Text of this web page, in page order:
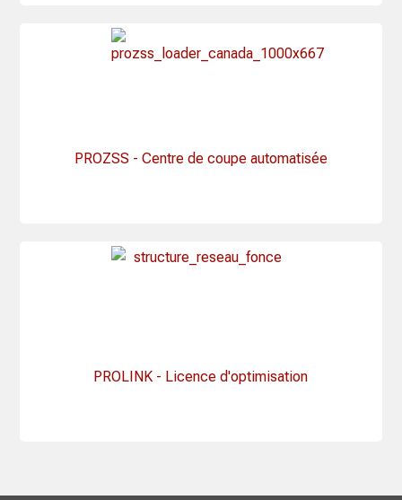
PROZSS - Centre de coupe automatisée
PROLINK - Licence d'optimisation